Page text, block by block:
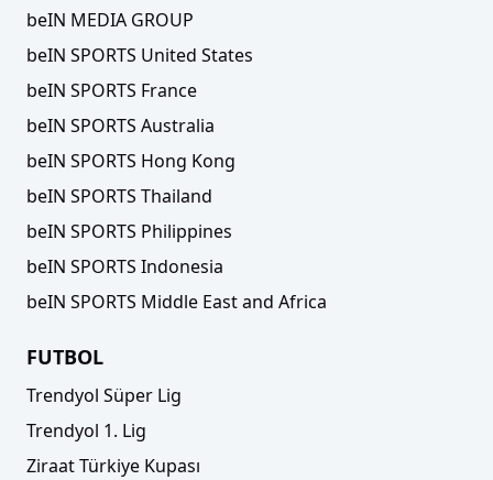
beIN MEDIA GROUP
beIN SPORTS United States
beIN SPORTS France
beIN SPORTS Australia
beIN SPORTS Hong Kong
beIN SPORTS Thailand
beIN SPORTS Philippines
beIN SPORTS Indonesia
beIN SPORTS Middle East and Africa
FUTBOL
Trendyol Süper Lig
Trendyol 1. Lig
Ziraat Türkiye Kupası